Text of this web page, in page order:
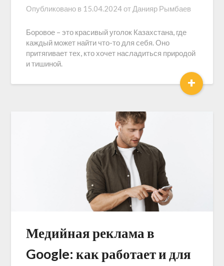
Опубликовано в 15.04.2024от Данияр Рымбаев
Боровое – это красивый уголок Казахстана, где
каждый может найти что-то для себя. Оно
притягивает тех, кто хочет насладиться природой
и тишиной.
+
Медийная реклама в
Google: как работает и для